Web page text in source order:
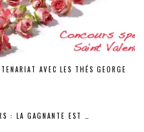
AVEC LES THÉS GEORGE
: LA GAGNANTE EST …